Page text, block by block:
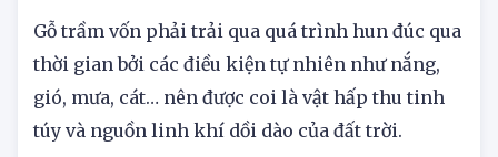
Gỗ trầm vốn phải trải qua quá trình hun đúc qua
thời gian bởi các điều kiện tự nhiên như nắng,
gió, mưa, cát… nên được coi là vật hấp thu tinh